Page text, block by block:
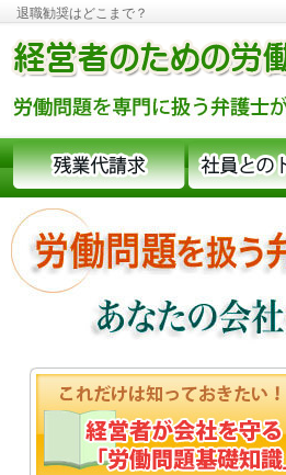
退職勧奨はどこまで？